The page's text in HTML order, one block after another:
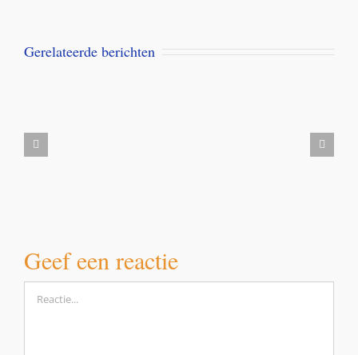
Gerelateerde berichten
Geef een reactie